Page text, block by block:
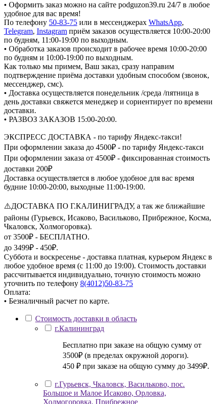
• Оформить заказ можно на сайте podguzon39.ru 24/7 в любое
удобное для вас время!
По телефону 50-83-75 или в мессенджерах WhatsApp,
Telegram, Instagram приём заказов осуществляется 10:00-20:00
по будням, 11:00-19:00 по выходным.
• Обработка заказов происходит в рабочее время 10:00-20:00
по будням и 10:00-19:00 по выходным.
Как только мы примем, Ваш заказ, сразу направим
подтверждение приёма доставки удобным способом (звонок,
мессенджер, смс).
• Доставка осуществляется понедельник /среда /пятница в
день доставки свяжется менеджер и сориентирует по времени
доставки.
• РАЗВОЗ ЗАКАЗОВ 15:00-20:00.
ЭКСПРЕСС ДОСТАВКА - по тарифу Яндекс-такси!
При оформлении заказа до 4500₽ - по тарифу Яндекс-такси
При оформлении заказа от 4500₽ - фиксированная стоимость
доставки 200₽
Доставка осуществляется в любое удобное для вас время
будние 10:00-20:00, выходные 11:00-19:00.
⚠️ДОСТАВКА ПО Г.КАЛИНИГРАДУ, а так же ближайшие
районы (Гурьевск, Исаково, Васильково, Прибрежное, Косма,
Чкаловск, Холмогоровка).
от 3500₽ - БЕСПЛАТНО.
до 3499₽ - 450₽.
Суббота и воскресенье - доставка платная, курьером Яндекс в
любое удобное время (с 11:00 до 19:00). Стоимость доставки
рассчитывается индивидуально, точную стоимость можно
уточнить по телефону 8(4012)50-83-75
Оплата:
• Безналичный расчет по карте.
Стоимость доставки в область
г.Калининград
Бесплатно при заказе на общую сумму от
3500₽ (в пределах окружной дороги).
450 ₽ при заказе на общую сумму до 3499₽.
г.Гурьевск, Чкаловск, Васильково, пос.
Большое и Малое Исаково, Орловка,
Холмогоровка, Прибрежное